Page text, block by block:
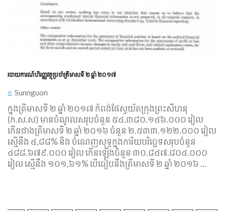
របាយការណ៍​ហិរញ្ញវត្ថុ​ប្រចាំ​ត្រី​មាស​ទី ២ ឆ្នាំ ២០១៧
Sunnguon
ក្នុង​ត្រីមាស​ទី ២ ឆ្នំា ២០១៧ កំពង់​ផែ​ស្វយ័ត​ក្រុងព្រះសីហនុ
(ក.ស.ស) មាន​ចំណូល​សរុប​ចំនួន ៥៤.៣៨០.១៤៦.០០០ រៀល
កើន​ជាង​ត្រីមាស​ទី ២ ឆ្នំា ២០១៦ ចំនួន ២.៥៣៣.១២២.០០០ រៀល
ស្មើ​នឹង ៤,៨៨% និង​ ចំណេញ​សុទ្ធ​ក្នុង​ការិយ​បរិច្ឆេទ​សរុប​ចំនួន
៤៨៨.៦៧៩.០០០ រៀល កើនឡើង​ចំនួន ៣០.៨៤៧.៨០៤.០០០
រៀល ស្មើនឹង ១០១,៦១% បើ​ធៀប​នឹង​ត្រីមាស​ទី ២ ឆ្នំា ២០១៦ ...